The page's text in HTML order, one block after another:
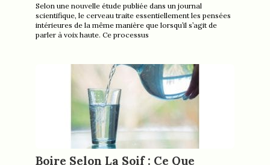
Selon une nouvelle étude publiée dans un journal
scientifique, le cerveau traite essentiellement les pensées
intérieures de la même manière que lorsqu’il s’agit de
parler à voix haute. Ce processus
Boire Selon La Soif : Ce Que